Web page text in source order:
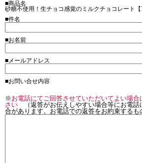
■商品名
砂糖不使用！生チョコ感覚のミルクチョコレート【
■件名
■お名前
■メールアドレス
■お問い合せ内容
※ お電話にてご回答させていただいてよい場
さい （返答がお伝えしやすい場合等にお電話
合があります。お電話での返答をお約束するも